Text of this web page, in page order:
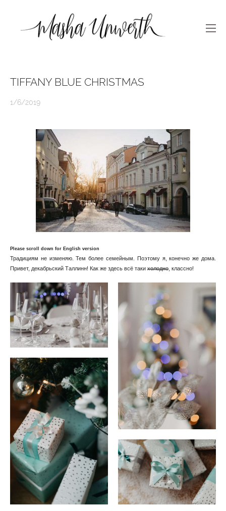
TIFFANY BLUE CHRISTMAS
1/6/2019
Please scroll down for English version
Традициям не изменяю. Тем более семейным. Поэтому я, конечно же дома.
Привет, декабрьский Таллинн! Как же здесь всё таки холодно , классно!